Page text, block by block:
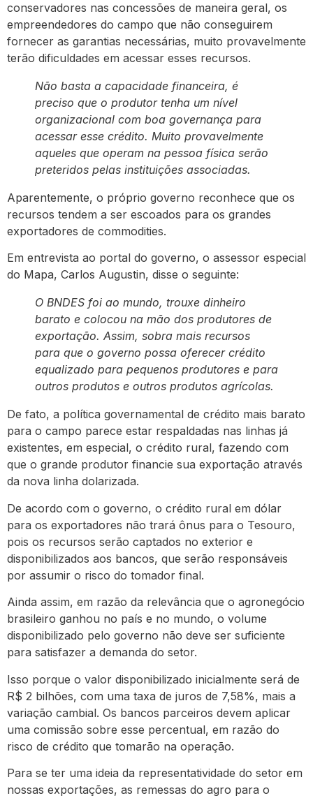
conservadores nas concessões de maneira geral, os
empreendedores do campo que não conseguirem
fornecer as garantias necessárias, muito provavelmente
terão dificuldades em acessar esses recursos.
Não basta a capacidade financeira, é
preciso que o produtor tenha um nível
organizacional com boa governança para
acessar esse crédito. Muito provavelmente
aqueles que operam na pessoa física serão
preteridos pelas instituições associadas.
Aparentemente, o próprio governo reconhece que os
recursos tendem a ser escoados para os grandes
exportadores de commodities.
Em entrevista ao portal do governo, o assessor especial
do Mapa, Carlos Augustin, disse o seguinte:
O BNDES foi ao mundo, trouxe dinheiro
barato e colocou na mão dos produtores de
exportação. Assim, sobra mais recursos
para que o governo possa oferecer crédito
equalizado para pequenos produtores e para
outros produtos e outros produtos agrícolas.
De fato, a política governamental de crédito mais barato
para o campo parece estar respaldadas nas linhas já
existentes, em especial, o crédito rural, fazendo com
que o grande produtor financie sua exportação através
da nova linha dolarizada.
De acordo com o governo, o crédito rural em dólar
para os exportadores não trará ônus para o Tesouro,
pois os recursos serão captados no exterior e
disponibilizados aos bancos, que serão responsáveis
por assumir o risco do tomador final.
Ainda assim, em razão da relevância que o agronegócio
brasileiro ganhou no país e no mundo, o volume
disponibilizado pelo governo não deve ser suficiente
para satisfazer a demanda do setor.
Isso porque o valor disponibilizado inicialmente será de
R$ 2 bilhões, com uma taxa de juros de 7,58%, mais a
variação cambial. Os bancos parceiros devem aplicar
uma comissão sobre esse percentual, em razão do
risco de crédito que tomarão na operação.
Para se ter uma ideia da representatividade do setor em
nossas exportações, as remessas do agro para o